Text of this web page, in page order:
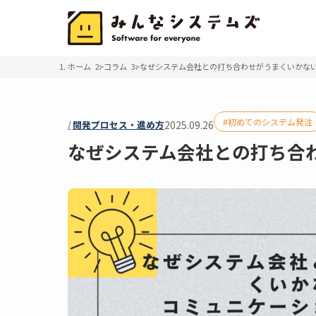
ホーム コラム なぜシステム会社との打ち合わせがうまくいかな
開発プロセス・進め方2025.09.26 初めてのシステム発注
なぜシステム会社との打ち合